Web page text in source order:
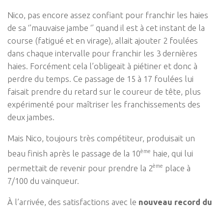
Nico, pas encore assez confiant pour franchir les haies
de sa ‘’mauvaise jambe ‘’ quand il est à cet instant de la
course (fatigué et en virage), allait ajouter 2 foulées
dans chaque intervalle pour franchir les 3 dernières
haies. Forcément cela l’obligeait à piétiner et donc à
perdre du temps. Ce passage de 15 à 17 foulées lui
faisait prendre du retard sur le coureur de tête, plus
expérimenté pour maîtriser les franchissements des
deux jambes.
Mais Nico, toujours très compétiteur, produisait un
beau finish après le passage de la 10ème haie, qui lui
permettait de revenir pour prendre la 2ème place à
7/100 du vainqueur.
À l’arrivée, des satisfactions avec le nouveau record du